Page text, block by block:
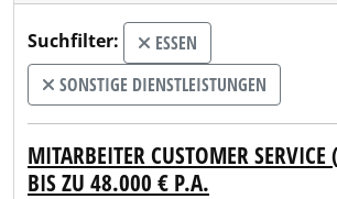
Suchfilter:
ESSEN
SONSTIGE DIENSTLEISTUNGEN
MITARBEITER CUSTOMER
BIS ZU 48.000 € P.A.